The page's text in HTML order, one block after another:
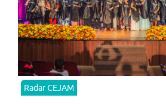
Radar CEJAM